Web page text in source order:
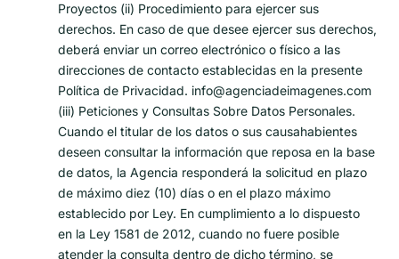
Proyectos (ii) Procedimiento para ejercer sus
derechos. En caso de que desee ejercer sus derechos,
deberá enviar un correo electrónico o físico a las
direcciones de contacto establecidas en la presente
Política de Privacidad. info@agenciadeimagenes.com
(iii) Peticiones y Consultas Sobre Datos Personales.
Cuando el titular de los datos o sus causahabientes
deseen consultar la información que reposa en la base
de datos, la Agencia responderá la solicitud en plazo
de máximo diez (10) días o en el plazo máximo
establecido por Ley. En cumplimiento a lo dispuesto
en la Ley 1581 de 2012, cuando no fuere posible
atender la consulta dentro de dicho término, se